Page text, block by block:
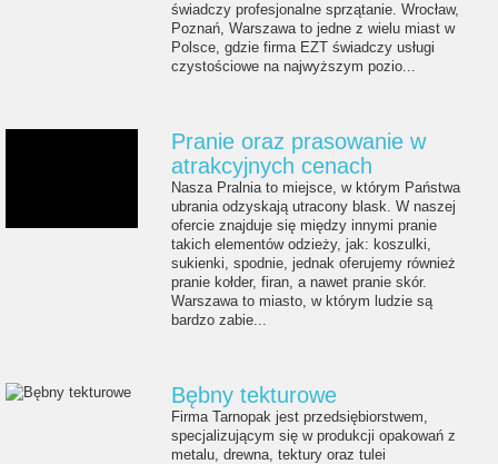
świadczy profesjonalne sprzątanie. Wrocław,
Poznań, Warszawa to jedne z wielu miast w
Polsce, gdzie firma EZT świadczy usługi
czystościowe na najwyższym pozio...
Pranie oraz prasowanie w
atrakcyjnych cenach
Nasza Pralnia to miejsce, w którym Państwa
ubrania odzyskają utracony blask. W naszej
ofercie znajduje się między innymi pranie
takich elementów odzieży, jak: koszulki,
sukienki, spodnie, jednak oferujemy również
pranie kołder, firan, a nawet pranie skór.
Warszawa to miasto, w którym ludzie są
bardzo zabie...
Bębny tekturowe
Firma Tarnopak jest przedsiębiorstwem,
specjalizującym się w produkcji opakowań z
metalu, drewna, tektury oraz tulei